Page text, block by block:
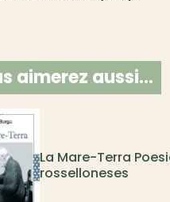
aimerez aussi…
La Mare-Terra
rosselloneses